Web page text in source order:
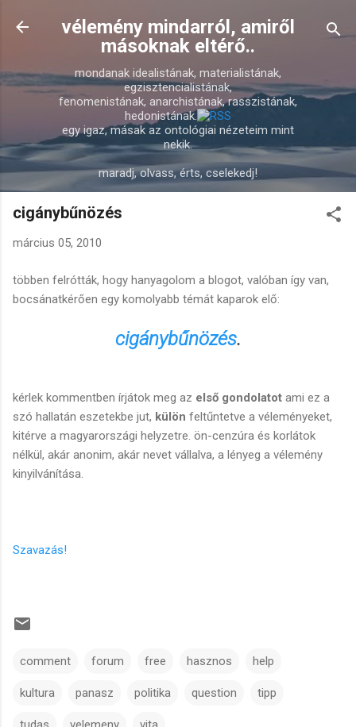
Ugrás a fő tartalomra
vélemény mindarról, amiről
másoknak eltérő..
mondanak idealistának, materialistának,
egzisztencialistának,
fenomenistának, anarchistának, rasszistának,
hedonistának.
egy igaz, másak az ontológiai nézeteim mint
nekik.
maradj, olvass, érts, cselekedj!
cigánybűnözés
március 05, 2010
többen felrótták, hogy hanyagolom a blogot, valóban így van,
bocsánatkérően egy komolyabb témát kaparok elő:
cigánybűnözés.
kérlek kommentben írjátok meg az első gondolatot ami ez a
szó hallatán eszetekbe jut, külön feltűntetve a véleményeket,
kitérve a magyarországi helyzetre. ön-cenzúra és korlátok
nélkül, akár anonim, akár nevet vállalva, a lényeg a vélemény
kinyilvánítása.
Szavazás!
comment forum free hasznos help
kultura panasz politika question tipp